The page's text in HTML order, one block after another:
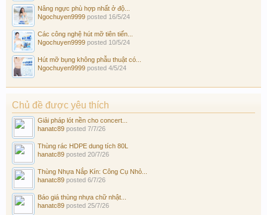
Nâng ngực phù hợp nhất ở độ...
Ngochuyen9999 posted 16/5/24
Các công nghệ hút mỡ tiên tiến...
Ngochuyen9999 posted 10/5/24
Hút mỡ bụng không phẫu thuật có...
Ngochuyen9999 posted 4/5/24
Chủ đề được yêu thích
Giải pháp lót nền cho concert...
hanatc89 posted 7/7/26
Thùng rác HDPE dung tích 80L
hanatc89 posted 20/7/26
Thùng Nhựa Nắp Kín: Công Cụ Nhỏ...
hanatc89 posted 6/7/26
Báo giá thùng nhựa chữ nhật...
hanatc89 posted 25/7/26